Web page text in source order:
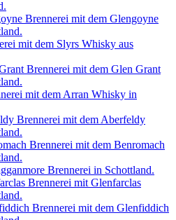
Brennerei mit dem Glengoyne
mit dem Slyrs Whisky aus
Brennerei mit dem Glen Grant
mit dem Arran Whisky in
Brennerei mit dem Aberfeldy
Brennerei mit dem Benromach
Brennerei in Schottland.
Brennerei mit Glenfarclas
Brennerei mit dem Glenfiddich